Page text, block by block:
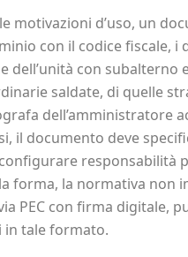
motivazioni d’uso, un
con il codice fiscale, i
dell’unità con subalterno
saldate, di quelle
dell’amministratore
il documento deve
responsabilità
forma, la normativa non
PEC con firma digitale,
in tale formato.